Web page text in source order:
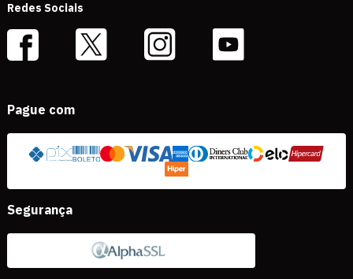
Redes Sociais
Pague com
Segurança